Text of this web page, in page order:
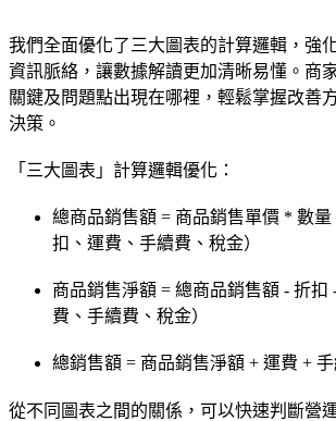
我們全面優化了三大圖表的計算邏輯，強
資訊脈絡，讓數據解讀更加清晰易懂。商
關鍵及問題點出現在哪裡，輕鬆掌握改善
決策。
「三大圖表」計算邏輯優化：
總商品銷售額 = 商品銷售單價 * 數
扣、運費、手續費、稅金）
商品銷售淨額 = 總商品銷售額 - 折扣
費、手續費、稅金）
總銷售額 = 商品銷售淨額 + 運費 +
從不同圖表之間的關係，可以快速判斷營